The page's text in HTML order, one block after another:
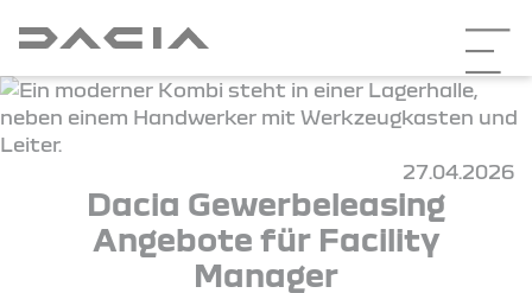
27.04.2026
Dacia Gewerbeleasing
Angebote für Facility
Manager